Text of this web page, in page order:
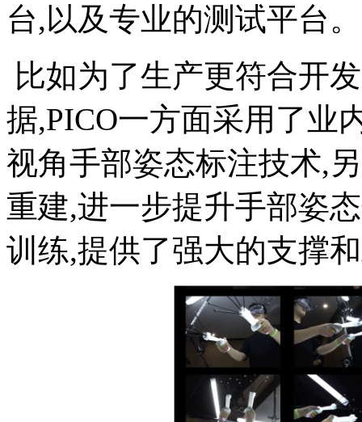
台,以及专业的测试平台。
比如为了生产更符合开
据,PICO一方面采用了业
视角手部姿态标注技术,
重建,进一步提升手部姿
训练,提供了强大的支撑